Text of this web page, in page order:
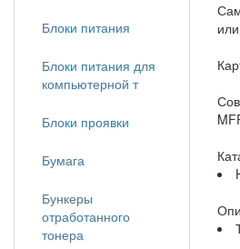
Блоки питания
Блоки питания для
компьютерной т
Блоки проявки
Бумага
Бункеры
отработанного
тонера